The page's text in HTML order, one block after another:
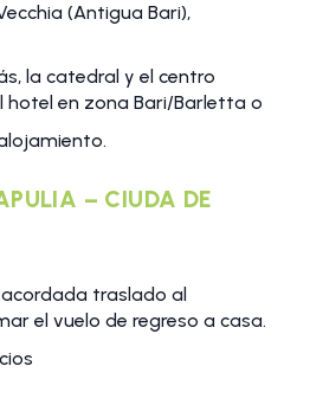
(Antigua Bari),
la catedral y el centro
hotel en zona Bari/Barletta o
– CIUDA DE
traslado al
el vuelo de regreso a casa.